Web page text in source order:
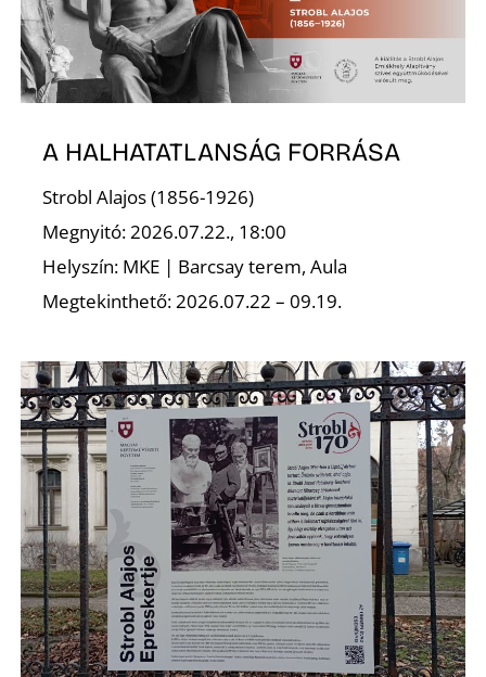
A HALHATATLANSÁG FORRÁSA
Strobl Alajos (1856-1926)
Megnyitó: 2026.07.22., 18:00
Helyszín: MKE | Barcsay terem, Aula
Megtekinthető: 2026.07.22 – 09.19.